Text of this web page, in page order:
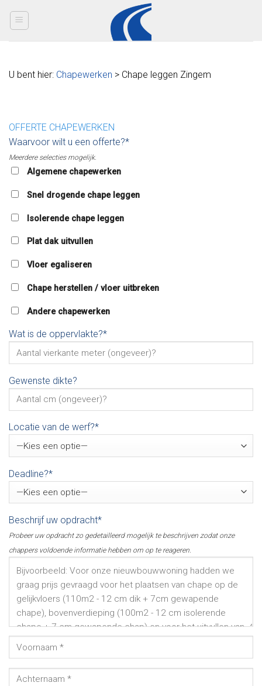
U bent hier: Chapewerken > Chape leggen Zingem
OFFERTE CHAPEWERKEN
Waarvoor wilt u een offerte?*
Meerdere selecties mogelijk.
Algemene chapewerken
Snel drogende chape leggen
Isolerende chape leggen
Plat dak uitvullen
Vloer egaliseren
Chape herstellen / vloer uitbreken
Andere chapewerken
Wat is de oppervlakte?*
Gewenste dikte?
Locatie van de werf?*
Deadline?*
Beschrijf uw opdracht*
Probeer uw opdracht zo gedetailleerd mogelijk te beschrijven zodat onze
chappers voldoende informatie hebben om op te reageren.